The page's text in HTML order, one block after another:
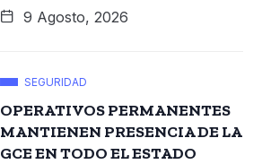
9 Agosto, 2026
SEGURIDAD
OPERATIVOS PERMANENTES
MANTIENEN PRESENCIA DE LA
GCE EN TODO EL ESTADO